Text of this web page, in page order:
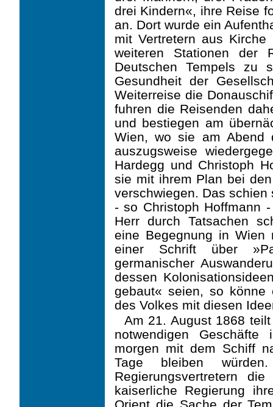
drei Kindern«, ihre Reise
an. Dort wurde ein
mit Vertretern aus
weiteren Stationen der
Deutschen Tempels zu
Gesundheit der
Weiterreise die
fuhren die Reisenden
und bestiegen am
Wien, wo sie am Abend
auszugsweise
Hardegg und Christoph
sie mit ihrem Plan bei
verschwiegen. Das
- so Christoph Hoffmann
Herr durch Tatsachen
eine Begegnung in Wien
einer Schrift über
germanischer
dessen
gebaut« seien, so könne
des Volkes mit diesen
Am 21. August 1868
notwendigen
morgen mit dem Schiff
Tage bleiben
Regierungsvertretern
kaiserliche Regierung